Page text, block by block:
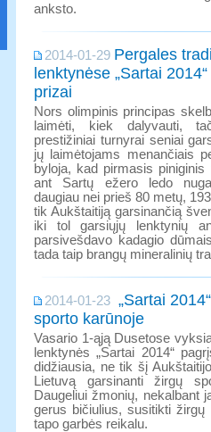
anksto.
2014-01-29 Pergales
lenktynėse „Sartai
prizai
Nors olimpinis principas
laimėti, kiek dalyvauti,
prestižiniai turnyrai seniai
jų laimėtojams menančiais
byloja, kad pirmasis
ant Sartų ežero ledo
daugiau nei prieš 80 metų,
tik Aukštaitiją garsinančią
iki tol garsiųjų lenktynių
parsivešdavo kadagio
tada taip brangų mineralinių
2014-01-23 „Sartai
sporto karūnoje
Vasario 1-ąją Dusetose
lenktynės „Sartai 2014“
didžiausia, ne tik šį
Lietuvą garsinanti žirgų
Daugeliui žmonių, nekalbant
gerus bičiulius, susitikti žirgų
tapo garbės reikalu.